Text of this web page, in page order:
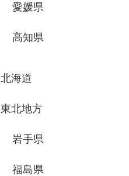
愛媛県
高知県
北海道
東北地方
岩手県
福島県